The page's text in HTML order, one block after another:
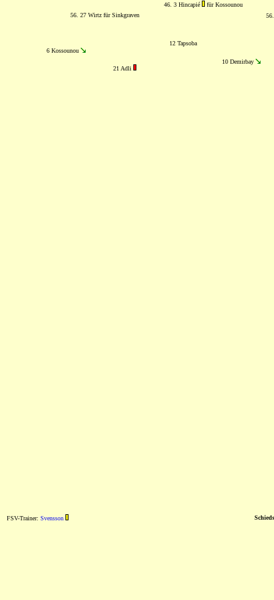
46. 3 Hincapié
für Kossounou
56. 27 Wirtz für Sinkgraven
6 Kossounou
12 Tapsoba
21 Adli
10 Demirbay
FSV-Trainer: Svensson